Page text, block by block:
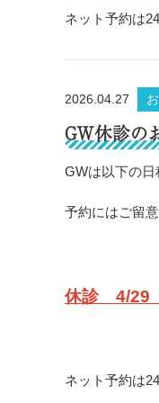
ネット予約は
2026.04.27
GW休診の
GWは以下の日
予約にはご留意
休診 4/29
ネット予約は